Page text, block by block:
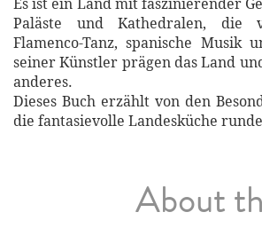
Paläste und Kathedralen, die
Flamenco-Tanz, spanische
seiner Künstler prägen das Land
anderes.
Dieses Buch erzählt von den
die fantasievolle Landesküche
About